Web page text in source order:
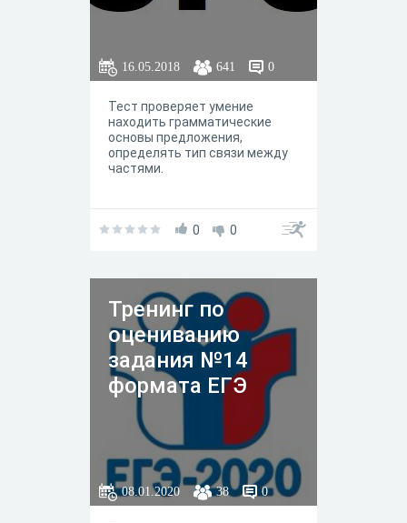
16.05.2018 641 0
Тест проверяет умение
находить грамматические
основы предложения,
определять тип связи между
частями.
0 0
Тренинг по
оцениванию
задания №14
формата ЕГЭ
08.01.2020 38 0